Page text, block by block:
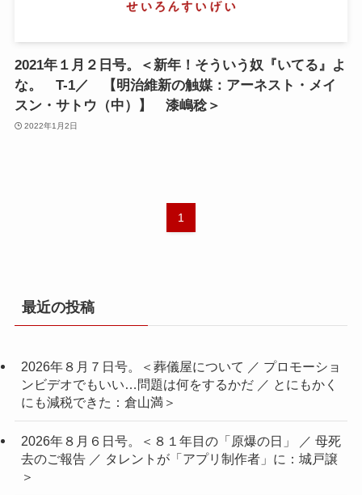
2021年１月２日号。＜新年！そういう奴『いてる』よ
な。 T-1／ 【明治維新の触媒：アーネスト・メイ
スン・サトウ（中）】 漆嶋稔＞
2022年1月2日
1
最近の投稿
2026年８月７日号。＜葬儀屋について ／ プロモーショ
ンビデオでもいい…問題は何をするかだ ／ とにもかく
にも減税できた：倉山満＞
2026年８月６日号。＜８１年目の「原爆の日」 ／ 母死
去のご報告 ／ タレントが「アプリ制作者」に：城戸譲
＞